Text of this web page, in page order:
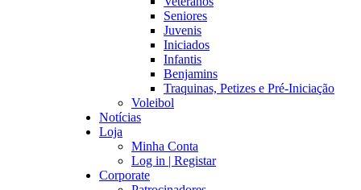
Seniores
Juvenis
Iniciados
Infantis
Benjamins
Traquinas, Petizes e Pré-Iniciação
Voleibol
Notícias
Loja
Minha Conta
Log in | Registar
Corporate